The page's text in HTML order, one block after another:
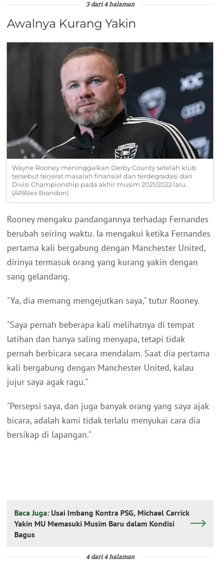
3 dari 4 halaman
Awalnya Kurang Yakin
Wayne Rooney meninggalkan Derby County setelah klub
tersebut terjerat masalah finansial dan terdegradasi dari
Divisi Championship pada akhir musim 2021/2022 lalu.
(AP/Alex Brandon)
Rooney mengaku pandangannya terhadap Fernandes
berubah seiring waktu. Ia mengakui ketika Fernandes
pertama kali bergabung dengan Manchester United,
dirinya termasuk orang yang kurang yakin dengan
sang gelandang.
"Ya, dia memang mengejutkan saya," tutur Rooney.
"Saya pernah beberapa kali melihatnya di tempat
latihan dan hanya saling menyapa, tetapi tidak
pernah berbicara secara mendalam. Saat dia pertama
kali bergabung dengan Manchester United, kalau
jujur saya agak ragu."
"Persepsi saya, dan juga banyak orang yang saya ajak
bicara, adalah kami tidak terlalu menyukai cara dia
bersikap di lapangan."
Baca Juga: Usai Imbang Kontra PSG, Michael Carrick
Yakin MU Memasuki Musim Baru dalam Kondisi
Bagus
4 dari 4 halaman